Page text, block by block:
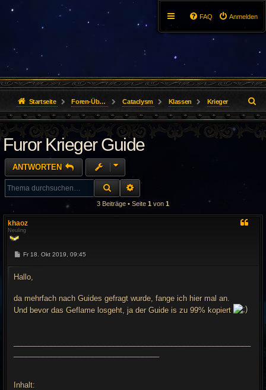
Anmelden
FAQ
Startseite Foren-Übersicht Cataclysm Klassen Krieger
u
c
Furor Krieger Guide
ANTWORTEN
SUCHE
3 Beiträge • Seite 1 von 1
khaoz
Neuling
B
t
g
Fr 18. Okt 2019, 09:45
Hallo,
da mehrfach nach Guides gefragt wurde, fange ich hier mal an.
Und bevor das Geflame losgeht, ja der Guide is zu 99% kopiert
Inhalt: